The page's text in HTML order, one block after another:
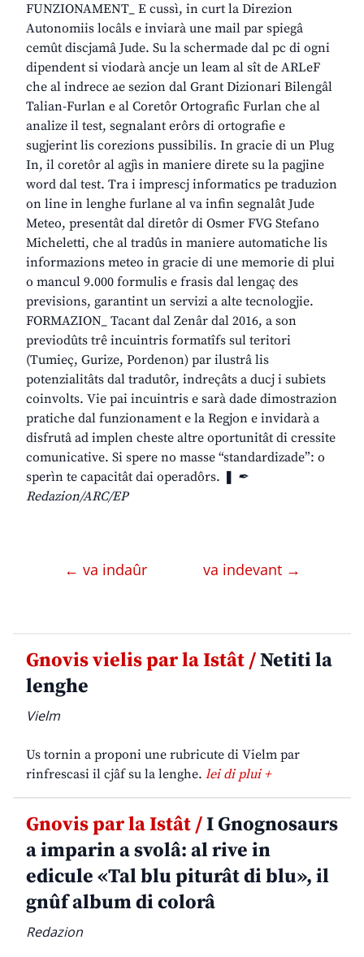
FUNZIONAMENT_ E cussì, in curt la Direzion
Autonomiis locâls e inviarà une mail par spiegâ
cemût discjamâ Jude. Su la schermade dal pc di ogni
dipendent si viodarà ancje un leam al sît de ARLeF
che al indrece ae sezion dal Grant Dizionari Bilengâl
Talian-Furlan e al Coretôr Ortografic Furlan che al
analize il test, segnalant erôrs di ortografie e
sugjerint lis corezions pussibilis. In gracie di un Plug
In, il coretôr al agjìs in maniere direte su la pagjine
word dal test. Tra i imprescj informatics pe traduzion
on line in lenghe furlane al va infin segnalât Jude
Meteo, presentât dal diretôr di Osmer FVG Stefano
Micheletti, che al tradûs in maniere automatiche lis
informazions meteo in gracie di une memorie di plui
o mancul 9.000 formulis e frasis dal lengaç des
previsions, garantint un servizi a alte tecnologjie.
FORMAZION_ Tacant dal Zenâr dal 2016, a son
previodûts trê incuintris formatîfs sul teritori
(Tumieç, Gurize, Pordenon) par ilustrâ lis
potenzialitâts dal tradutôr, indreçâts a ducj i subiets
coinvolts. Vie pai incuintris e sarà dade dimostrazion
pratiche dal funzionament e la Regjon e invidarà a
disfrutâ ad implen cheste altre oportunitât di cressite
comunicative. Si spere no masse “standardizade”: o
sperìn te capacitât dai operadôrs. ❚ ✒
Redazion/ARC/EP
← va indaûr va indevant →
Gnovis vielis par la Istât /Netiti la
lenghe
Vielm
Us tornin a proponi une rubricute di Vielm par
rinfrescasi il cjâf su la lenghe. lei di plui +
Gnovis par la Istât /I Gnognosaurs
a imparin a svolâ: al rive in
edicule «Tal blu piturât di blu», il
gnûf album di colorâ
Redazion